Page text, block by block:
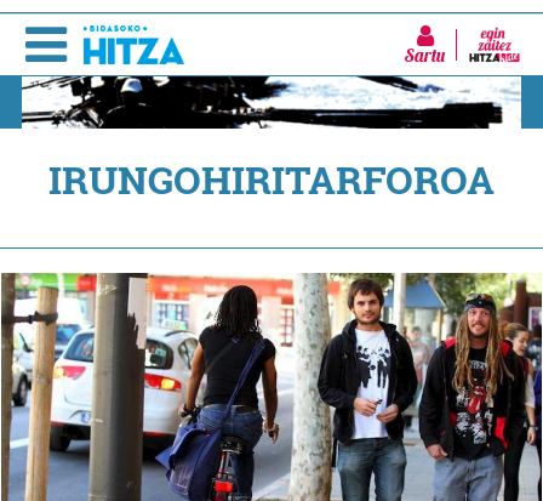
Sartu
IRUNGOHIRITARFOROA